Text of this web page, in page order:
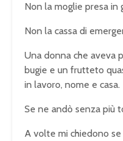
Non la moglie presa in
Non la cassa di
Una donna che aveva
bugie e un frutteto
in lavoro, nome e casa.
Se ne andò senza più
A volte mi chiedono